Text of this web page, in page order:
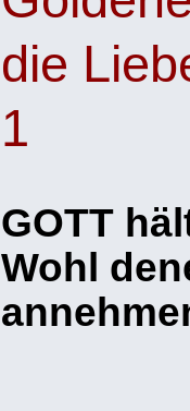
die
1
GOTT
Wohl